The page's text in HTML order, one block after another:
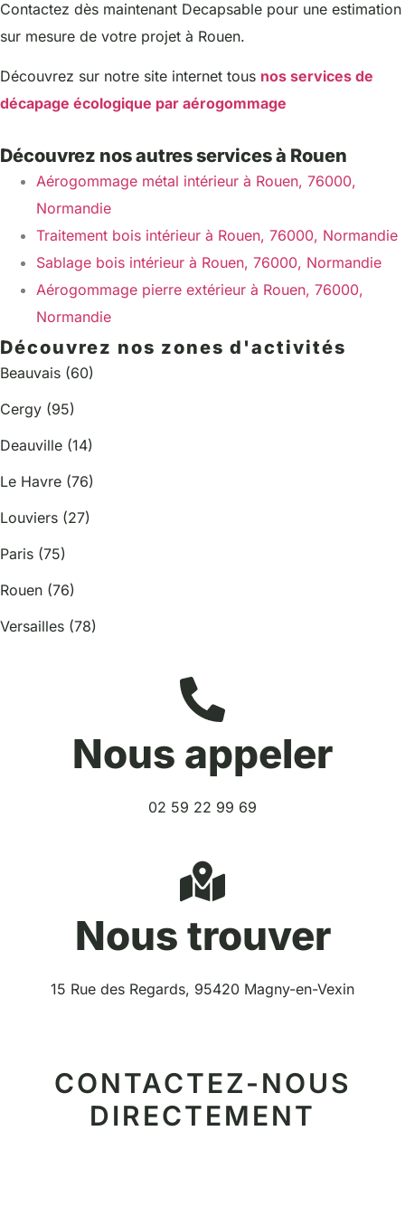
Contactez dès maintenant Decapsable pour une estimation
sur mesure de votre projet à Rouen.
Découvrez sur notre site internet tous nos services de
décapage écologique par aérogommage
Découvrez nos autres services à Rouen
Aérogommage métal intérieur à Rouen, 76000,
Normandie
Traitement bois intérieur à Rouen, 76000, Normandie
Sablage bois intérieur à Rouen, 76000, Normandie
Aérogommage pierre extérieur à Rouen, 76000,
Normandie
Découvrez nos zones d'activités
Beauvais (60)
Cergy (95)
Deauville (14)
Le Havre (76)
Louviers (27)
Paris (75)
Rouen (76)
Versailles (78)
Nous appeler
02 59 22 99 69
Nous trouver
15 Rue des Regards, 95420 Magny-en-Vexin
CONTACTEZ-NOUS
DIRECTEMENT